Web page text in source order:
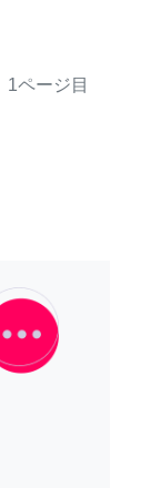
1ページ目